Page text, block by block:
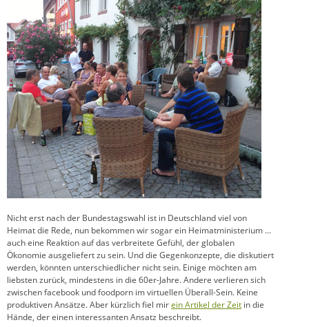
Nicht erst nach der Bundestagswahl ist in Deutschland viel von
Heimat die Rede, nun bekommen wir sogar ein Heimatministerium …
auch eine Reaktion auf das verbreitete Gefühl, der globalen
Ökonomie ausgeliefert zu sein. Und die Gegenkonzepte, die diskutiert
werden, könnten unterschiedlicher nicht sein. Einige möchten am
liebsten zurück, mindestens in die 60er-Jahre. Andere verlieren sich
zwischen facebook und foodporn im virtuellen Überall-Sein. Keine
produktiven Ansätze. Aber kürzlich fiel mirein Artikel der Zeit in die
Hände, der einen interessanten Ansatz beschreibt.